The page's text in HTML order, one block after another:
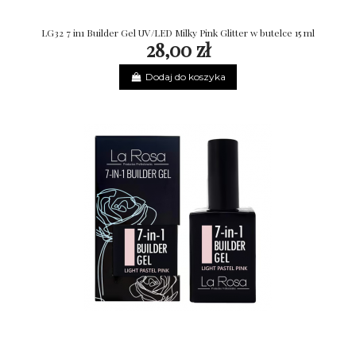
LG32 7 in1 Builder Gel UV/LED Milky Pink Glitter w butelce 15 ml
28,00 zł
Dodaj do koszyka